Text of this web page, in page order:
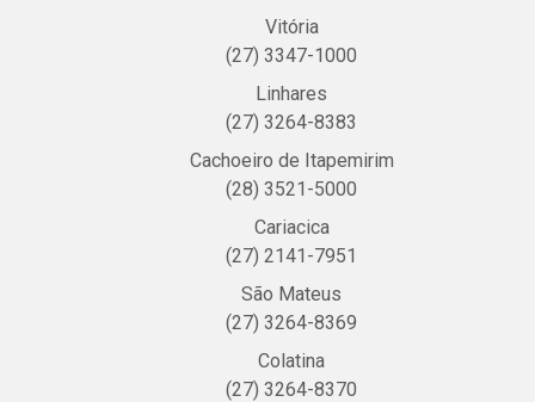
Vitória
(27) 3347-1000
Linhares
(27) 3264-8383
Cachoeiro de Itapemirim
(28) 3521-5000
Cariacica
(27) 2141-7951
São Mateus
(27) 3264-8369
Colatina
(27) 3264-8370